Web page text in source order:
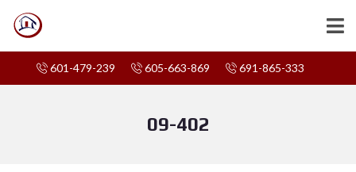
601-479-239 605-663-869 691-865-333
09-402